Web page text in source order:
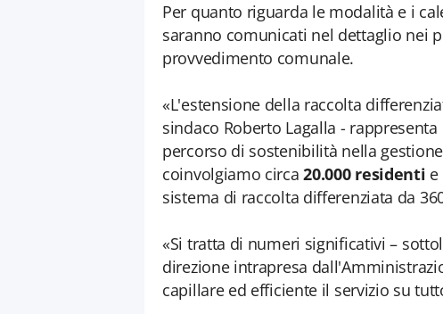
Per quanto riguarda le modalità e i
saranno comunicati nel dettaglio nei
provvedimento comunale.
«L'estensione della raccolta
sindaco Roberto Lagalla -
percorso di sostenibilità nella
coinvolgiamo circa 20.000 residenti
sistema di raccolta differenziata da
«Si tratta di numeri significativi –
direzione intrapresa
capillare ed efficiente il servizio su